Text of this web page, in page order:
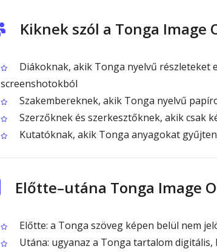
Kiknek szól a Tonga Image
Diákoknak, akik Tonga nyelvű részleteket
screenshotokból
Szakembereknek, akik Tonga nyelvű
Szerzőknek és szerkesztőknek, akik
Kutatóknak, akik Tonga anyagokat
Előtte–utána Tonga Image
Előtte: a Tonga szöveg képen belül nem
Utána: ugyanaz a Tonga tartalom